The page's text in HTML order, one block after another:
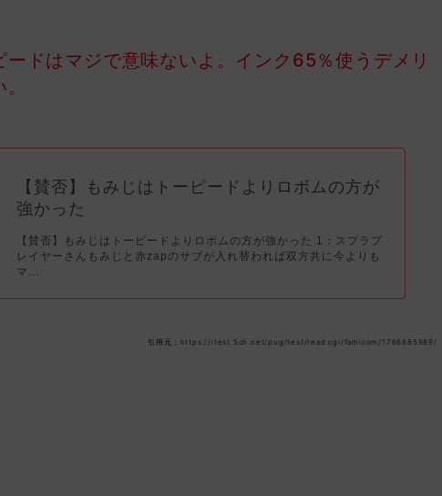
ードはマジで意味ないよ。インク65％使うデメリ
【賛否】もみじはトーピードよりロボムの方が
強かった
【賛否】もみじはトーピードよりロボムの方が強かった 1：スプラプ
レイヤーさんもみじと赤zapのサブが入れ替われば双方共に今よりも
マ...
引用元：https://itest.5ch.net/pug/test/read.cgi/famicom/1766885989/